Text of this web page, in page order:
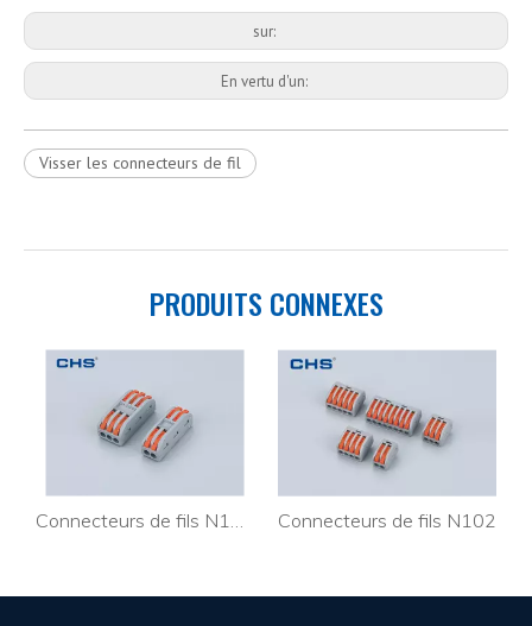
sur:
En vertu d'un:
Visser les connecteurs de fil
PRODUITS CONNEXES
Connecteurs de fils N102-2 Connecteurs de fils N102